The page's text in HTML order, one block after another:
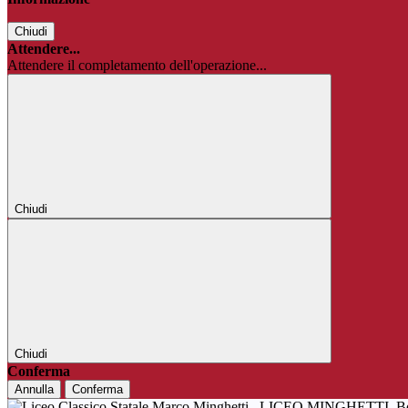
Chiudi
Attendere...
Attendere il completamento dell'operazione...
Chiudi
Chiudi
Conferma
Annulla Conferma